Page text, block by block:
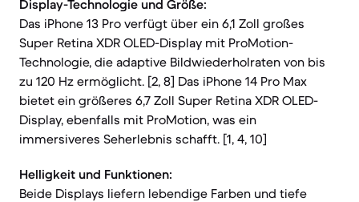
Display-Technologie und Größe:
Das iPhone 13 Pro verfügt über ein 6,1 Zoll großes
Super Retina XDR OLED-Display mit ProMotion-
Technologie, die adaptive Bildwiederholraten von bis
zu 120 Hz ermöglicht. [2, 8] Das iPhone 14 Pro Max
bietet ein größeres 6,7 Zoll Super Retina XDR OLED-
Display, ebenfalls mit ProMotion, was ein
immersiveres Seherlebnis schafft. [1, 4, 10]
Helligkeit und Funktionen:
Beide Displays liefern lebendige Farben und tiefe